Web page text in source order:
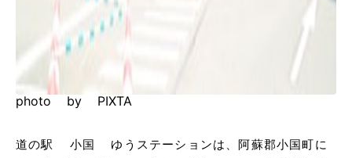
photo by PIXTA
道の駅 小国 ゆうステーションは、阿蘇郡小国町に